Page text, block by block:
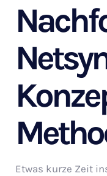
Etwas kurze Zeit